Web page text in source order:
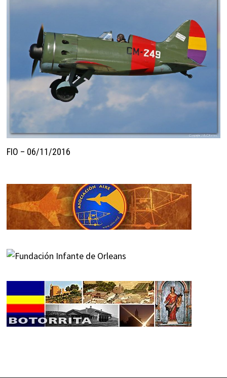
FIO – 06/11/2016